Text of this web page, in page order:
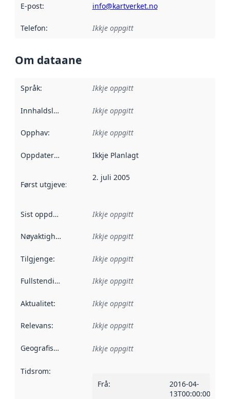
E-post: info@kartverket.no
Telefon: Ikkje oppgitt
Om dataane
Språk: Ikkje oppgitt
Innhaldsleverandørar :
Ikkje oppgitt
Opphav: Ikkje oppgitt
Oppdateringsfrekvens :
Ikkje Planlagt
Først utgjeve: Denne datoen seier når dataa i dette
2. juli 2005
Sist oppdatert Ikkje oppgitt
Nøyaktigheit Ikkje oppgitt
Tilgjenge: Ikkje oppgitt
Fullstendigheit Ikkje oppgitt
Aktualitet: Ikkje oppgitt
Relevans: Ikkje oppgitt
Geografisk område Ikkje oppgitt
Tidsrom:
Frå:
2016-04-
13T00:00:00Z